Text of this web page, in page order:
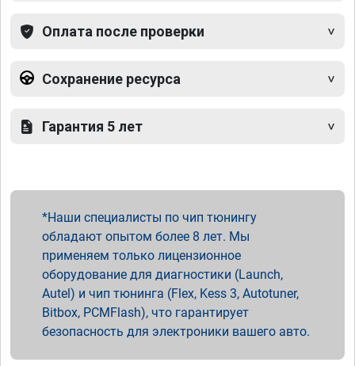
Оплата после проверки
Сохранение ресурса
Гарантия 5 лет
Наши специалисты по чип тюнингу
обладают опытом более 8 лет. Мы
применяем только лицензионное
оборудование для диагностики (Launch,
Autel) и чип тюнинга (Flex, Kess 3, Autotuner,
Bitbox, PCMFlash), что гарантирует
безопасность для электроники вашего авто.